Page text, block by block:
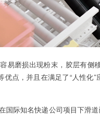
易磨损出现粉末，胶层有
点，并且在满足了“人性
国际知名快递公司项目下滑